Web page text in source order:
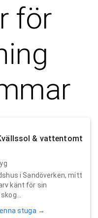
för
& vattentomt
i Sandöverken, mitt
känt för sin
stuga →